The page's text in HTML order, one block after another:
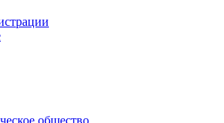
общество